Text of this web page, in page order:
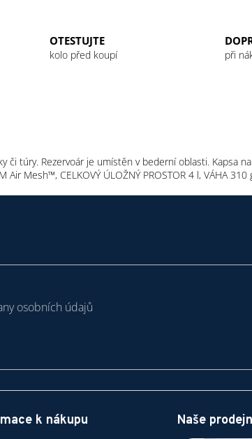
OTESTUJTE
kolo před koupí při
či túry. Rezervoár je umístěn v bederní oblasti. Kapsa
Air Mesh™, CELKOVÝ ÚLOŽNÝ PROSTOR 4 l, VÁHA 310
osobních údajů
k nákupu Naše